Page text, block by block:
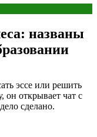
названы
эссе или решить
он открывает чат с
сделано.